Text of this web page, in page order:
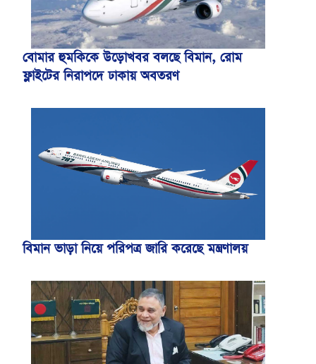
বোমার হুমকিকে উড়োখবর বলছে বিমান, রোম
ফ্লাইটের নিরাপদে ঢাকায় অবতরণ
বিমান ভাড়া নিয়ে পরিপত্র জারি করেছে মন্ত্রণালয়